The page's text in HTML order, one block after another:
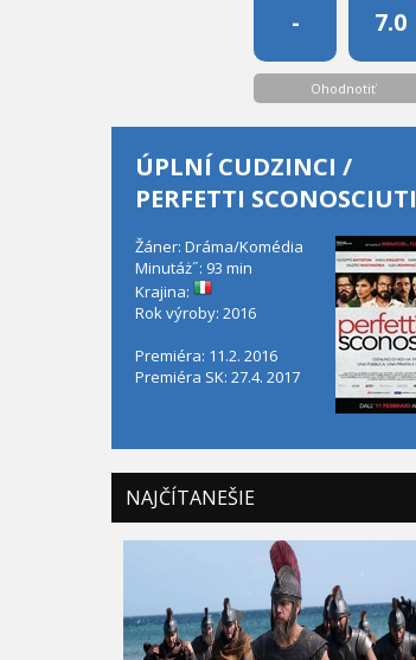
- 7.0
Ohodnotiť
ÚPLNÍ CUDZINCI /
PERFETTI SCONOSCIUTI
Žáner: Dráma/Komédia
Minutáż˝: 93 min
Krajina:
Rok výroby: 2016
Premiéra: 11.2. 2016
Premiéra SK: 27.4. 2017
NAJČÍTANEŠIE